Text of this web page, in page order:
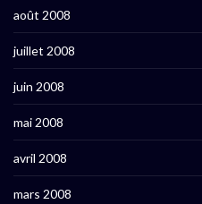
août 2008
juillet 2008
juin 2008
mai 2008
avril 2008
mars 2008